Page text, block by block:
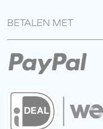
BETALEN MET